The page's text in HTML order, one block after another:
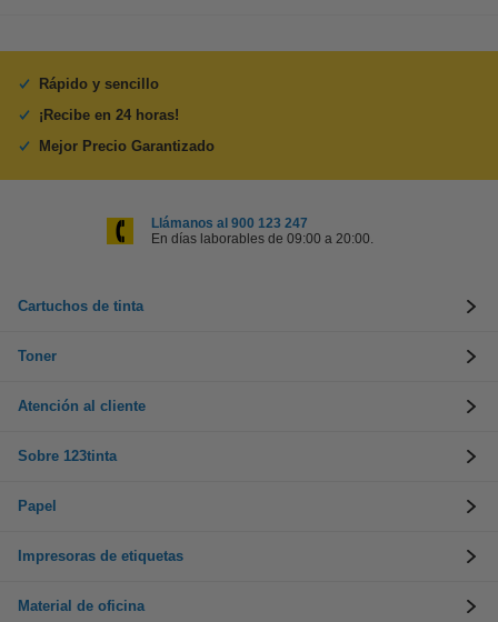
Rápido y sencillo
¡Recibe en 24 horas!
Mejor Precio Garantizado
Llámanos al 900 123 247
En días laborables de 09:00 a 20:00.
Cartuchos de tinta
Toner
Atención al cliente
Sobre 123tinta
Papel
Impresoras de etiquetas
Material de oficina